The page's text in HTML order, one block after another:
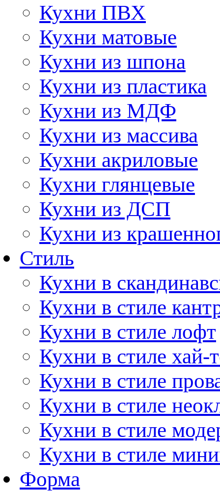
Кухни ПВХ
Кухни матовые
Кухни из шпона
Кухни из пластика
Кухни из МДФ
Кухни из массива
Кухни акриловые
Кухни глянцевые
Кухни из ДСП
Кухни из
Стиль
Кухни в
Кухни в стиле
Кухни в стиле лофт
Кухни в стиле хай-
Кухни в стиле
Кухни в стиле
Кухни в стиле
Кухни в стиле
Форма